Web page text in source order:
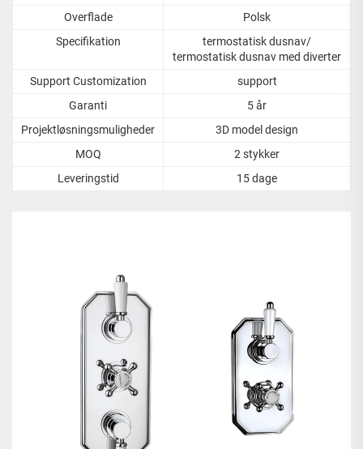
Overflade
Polsk
Specifikation
termostatisk dusnav/
termostatisk dusnav med diverter
Support Customization
support
Garanti
5 år
Projektløsningsmuligheder
3D model design
MOQ
2 stykker
Leveringstid
15 dage